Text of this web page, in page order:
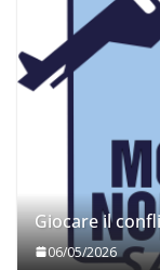
Giocare il
06/05/2026